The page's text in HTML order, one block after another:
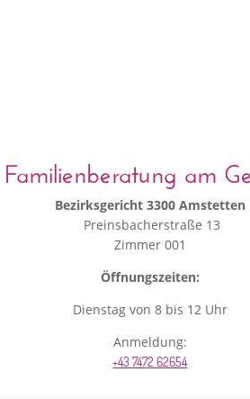
Familienberatung am
Bezirksgericht 3300 Amstetten
Preinsbacherstraße 13
Zimmer 001
Öffnungszeiten:
Dienstag von 8 bis 12 Uhr
Anmeldung:
+43 7472 62654